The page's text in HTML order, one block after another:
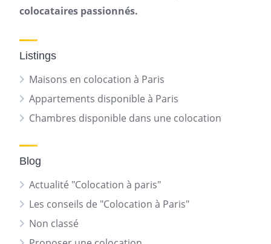
colocataires passionnés.
Listings
Maisons en colocation à Paris
Appartements disponible à Paris
Chambres disponible dans une colocation
Blog
Actualité "Colocation à paris"
Les conseils de "Colocation à Paris"
Non classé